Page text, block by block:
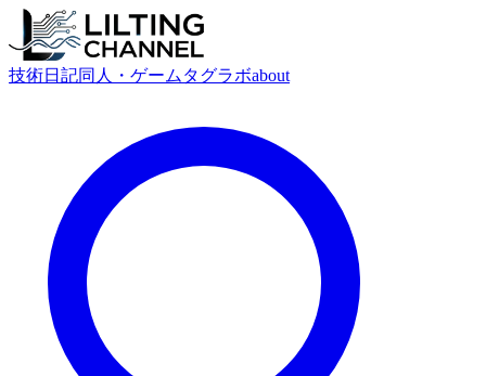
技術日記同人・ゲーム タグラボabout